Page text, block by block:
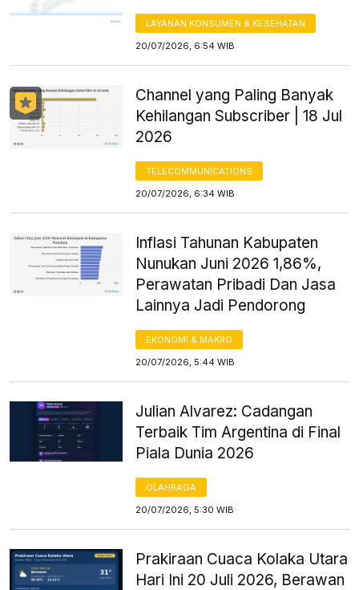
LAYANAN KONSUMEN & KESEHATAN
20/07/2026, 6:54 WIB
Channel yang Paling Banyak
Kehilangan Subscriber | 18 Jul
2026
TELECOMMUNICATIONS
20/07/2026, 6:34 WIB
Inflasi Tahunan Kabupaten
Nunukan Juni 2026 1,86%,
Perawatan Pribadi Dan Jasa
Lainnya Jadi Pendorong
EKONOMI & MAKRO
20/07/2026, 5:44 WIB
Julian Alvarez: Cadangan
Terbaik Tim Argentina di Final
Piala Dunia 2026
OLAHRAGA
20/07/2026, 5:30 WIB
Prakiraan Cuaca Kolaka Utara
Hari Ini 20 Juli 2026, Berawan